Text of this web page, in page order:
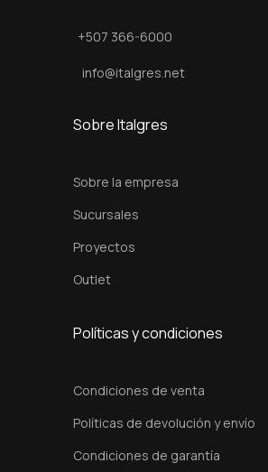
+507 366-6000
info@italgres.net
Sobre Italgres
Sobre la empresa
Sucursales
Proyectos
Outlet
Políticas y condiciones
Condiciones de venta
Políticas de devolución y envío
Condiciones de garantía